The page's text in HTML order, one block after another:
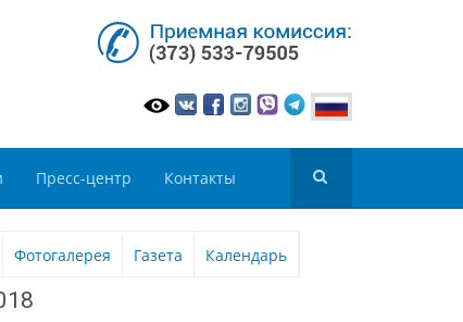
Пресс-центр Контакты
Фотогалерея Газета Календарь